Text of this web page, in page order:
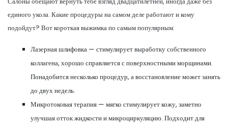
единого укола. Какие процедуры на самом деле работают и кому
подойдут? Вот короткая выжимка по самым популярным:
Лазерная шлифовка — стимулирует выработку собственного
коллагена, хорошо справляется с поверхностными морщинами.
Понадобится несколько процедур, а восстановление может занять
до двух недель.
Микротоковая терапия — мягко стимулирует кожу, заметно
улучшая отток жидкости и микроциркуляцию. Подходит для